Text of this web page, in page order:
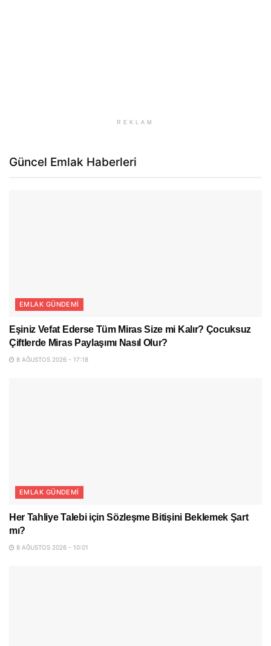
REKLAM
Güncel Emlak Haberleri
EMLAK GÜNDEMI
Eşiniz Vefat Ederse Tüm Miras Size mi Kalır? Çocuksuz
Çiftlerde Miras Paylaşımı Nasıl Olur?
8 AĞUSTOS 2026 - 17:18
EMLAK GÜNDEMI
Her Tahliye Talebi için Sözleşme Bitişini Beklemek Şart
mı?
8 AĞUSTOS 2026 - 10:01